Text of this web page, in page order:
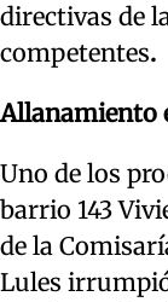
directivas de
competentes.
Allanamiento
Uno de los
barrio 143
de la
Lules